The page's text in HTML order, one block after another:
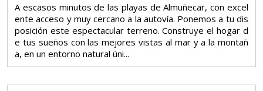
A escasos minutos de las playas de Almuñecar, con excel
ente acceso y muy cercano a la autovía. Ponemos a tu dis
posición este espectacular terreno. Construye el hogar d
e tus sueños con las mejores vistas al mar y a la montañ
a, en un entorno natural úni...